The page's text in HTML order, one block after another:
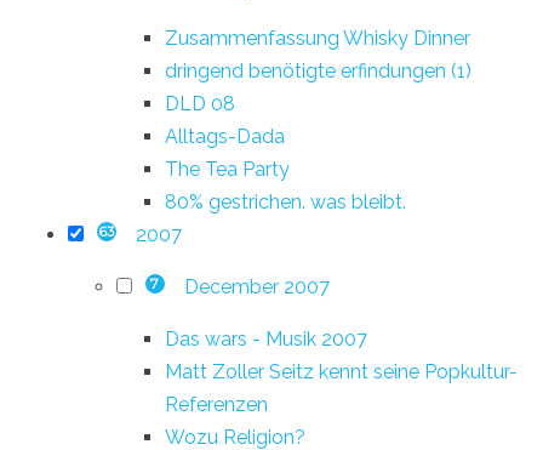
Zusammenfassung Whisky Dinner
dringend benötigte erfindungen (1)
DLD 08
Alltags-Dada
The Tea Party
80% gestrichen. was bleibt.
63 2007
7 December 2007
Das wars - Musik 2007
Matt Zoller Seitz kennt seine Popkultur-
Referenzen
Wozu Religion?